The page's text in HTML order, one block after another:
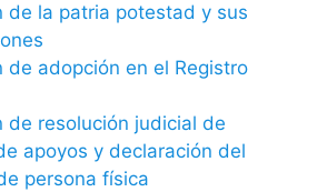
de la patria potestad y sus
de adopción en el Registro
de resolución judicial de
apoyos y declaración del
persona física